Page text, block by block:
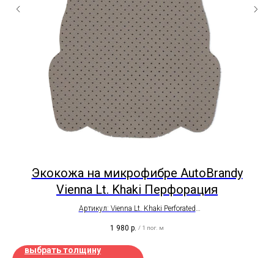
Экокожа на микрофибре AutoBrandy
Vienna Lt. Khaki Перфорация
Артикул: Vienna Lt. Khaki Perforated
Ширина рулона - 1,4 метра
1 980 р. / 1 пог. м
выбрать толщину